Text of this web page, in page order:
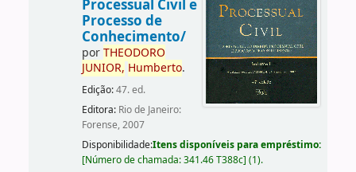
Processual Civil e
Processo de
Conhecimento/
porTHEODORO
JUNIOR, Humberto.
Edição:47. ed.
Editora: Rio de Janeiro:
Forense, 2007
Disponibilidade:Itens disponíveis para empréstimo:
[Número de chamada:341.46 T388c] (1).